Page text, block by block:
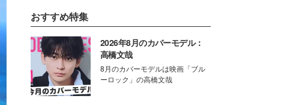
おすすめ特集
2026年8月のカバーモデル：
高橋文哉
8月のカバーモデルは映画「ブル
ーロック」の高橋文哉